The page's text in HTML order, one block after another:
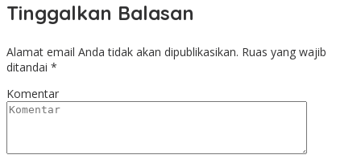
Tinggalkan Balasan
Alamat email Anda tidak akan dipublikasikan. Ruas yang wajib
ditandai *
Komentar